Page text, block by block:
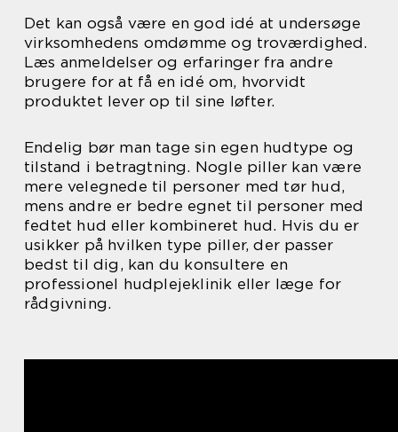
Det kan også være en god idé at undersøge
virksomhedens omdømme og troværdighed.
Læs anmeldelser og erfaringer fra andre
brugere for at få en idé om, hvorvidt
produktet lever op til sine løfter.
Endelig bør man tage sin egen hudtype og
tilstand i betragtning. Nogle piller kan være
mere velegnede til personer med tør hud,
mens andre er bedre egnet til personer med
fedtet hud eller kombineret hud. Hvis du er
usikker på hvilken type piller, der passer
bedst til dig, kan du konsultere en
professionel hudplejeklinik eller læge for
rådgivning.